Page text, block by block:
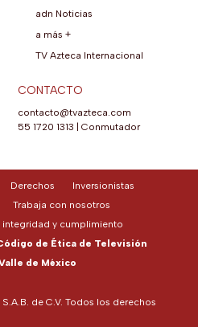
adn Noticias
a más +
TV Azteca Internacional
CONTACTO
contacto@tvazteca.com
55 1720 1313 | Conmutador
de C.V. Todos los derechos
Derechos
Inversionistas
Trabaja con nosotros
integridad y cumplimiento
de Ética de Televisión
de México